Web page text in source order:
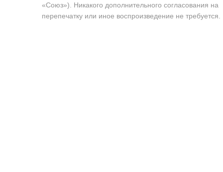
«Союз»). Никакого дополнительного согласования на
перепечатку или иное воспроизведение не требуется.